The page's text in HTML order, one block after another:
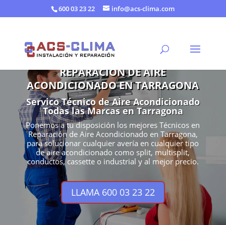
600 03 23 22 info@acs-clima.com
REPARACIÓN DE AIRE
ACONDICIONADO EN TARRAGONA
Servico Técnico de Aire Acondicionado
Todas las Marcas en Tarragona
Ponemos a tu disposición los mejores Técnicos en
Reparación de Aire Acondicionado en Tarragona,
para solucionar cualquier avería en cualquier tipo
de aire acondicionado como split, multisplit,
conductos, cassette o industrial y al mejor precio.
LLAMA 600 03 23 22